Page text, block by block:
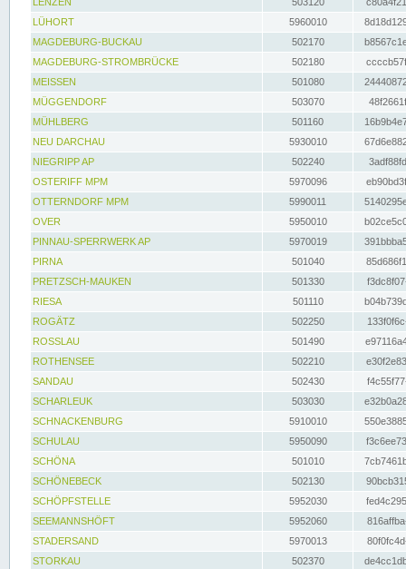
LÜHORT
5960010
MAGDEBURG-BUCKAU
502170
MAGDEBURG-STROMBRÜCKE
502180
MEISSEN
501080
MÜGGENDORF
503070
MÜHLBERG
501160
NEU DARCHAU
5930010
NIEGRIPP AP
502240
OSTERIFF MPM
5970096
OTTERNDORF MPM
5990011
OVER
5950010
PINNAU-SPERRWERK AP
5970019
PIRNA
501040
PRETZSCH-MAUKEN
501330
RIESA
501110
ROGÄTZ
502250
ROSSLAU
501490
ROTHENSEE
502210
SANDAU
502430
SCHARLEUK
503030
SCHNACKENBURG
5910010
SCHULAU
5950090
SCHÖNA
501010
SCHÖNEBECK
502130
SCHÖPFSTELLE
5952030
SEEMANNSHÖFT
5952060
STADERSAND
5970013
STORKAU
502370